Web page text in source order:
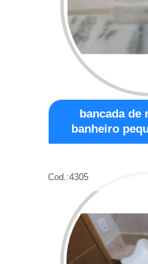
bancada de
banheiro
Cod.:4305